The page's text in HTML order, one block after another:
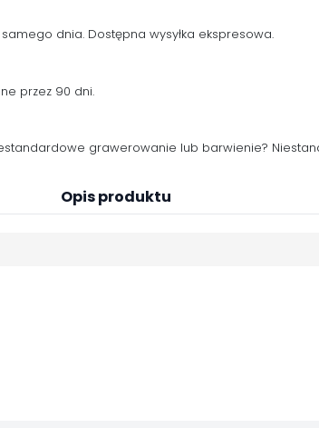
dnia. Dostępna wysyłka ekspresowa.
przez 90 dni.
grawerowanie lub barwienie?
Opis produktu